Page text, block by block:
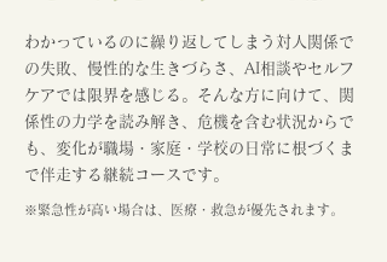
わかっているのに繰り返してしまう対人関係で
の失敗、慢性的な生きづらさ、AI相談やセルフ
ケアでは限界を感じる。そんな方に向けて、関
係性の力学を読み解き、危機を含む状況からで
も、変化が職場・家庭・学校の日常に根づくま
で伴走する継続コースです。
​※緊急性が高い場合は、医療・救急が優先されます。